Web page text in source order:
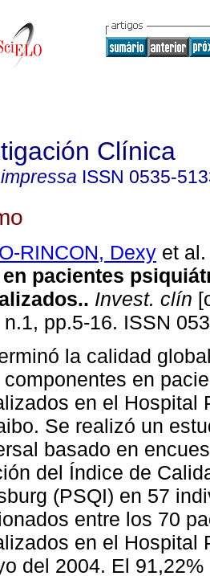
Clínica
ISSN 0535-
RINCON, Dexy et al.
pacientes
. Invest. clín
pp.5-16. ISSN
la calidad
en
en el Hospital
Se realizó un
basado en
del Índice de
(PSQI) en 57
entre los 70
en el Hospital
del 2004. El